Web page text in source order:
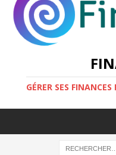
GÉRER SES